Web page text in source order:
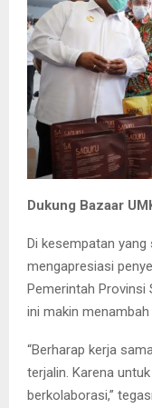
Dukung Bazaar
Di kesempatan
mengapresiasi
Pemerintah Provinsi
ini makin
“Berharap kerja
terjalin. Karena
berkolaborasi,”